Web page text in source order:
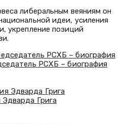
либеральным веяниям он
идеи, усиления
укрепление позиций
РСХБ – биография
Грига